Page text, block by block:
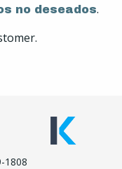
no deseados.
1808